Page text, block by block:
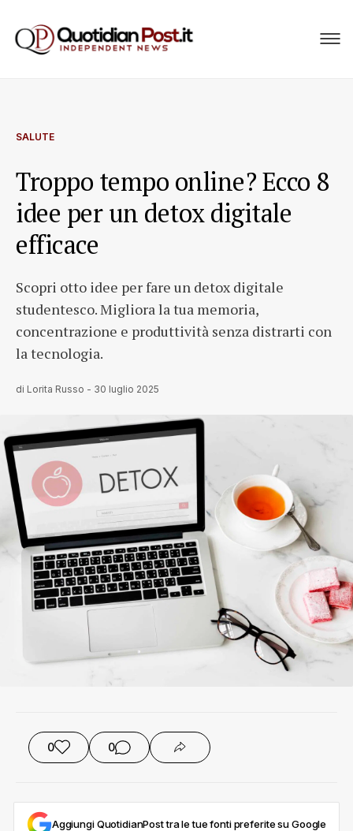
SALUTE
Troppo tempo online? Ecco 8
idee per un detox digitale
efficace
Scopri otto idee per fare un detox digitale
studentesco. Migliora la tua memoria,
concentrazione e produttività senza distrarti con
la tecnologia.
di Lorita Russo - 30 luglio 2025
0 0
Aggiungi QuotidianPost tra le tue fonti preferite su Google